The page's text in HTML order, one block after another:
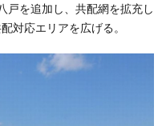
戸を追加し、共配網を拡充し
対応エリアを広げる。